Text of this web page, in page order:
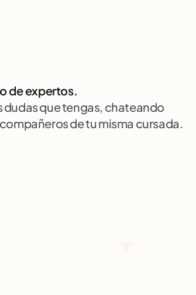
de expertos.
dudas que tengas, chateando
de tu misma cursada.